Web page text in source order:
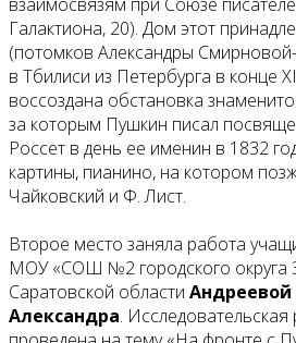
Галактиона, 20). Дом этот
(потомков Александры
в Тбилиси из Петербурга в конце
воссоздана обстановка
за которым Пушкин писал
Россет в день ее именин в 1832
картины, пианино, на котором
Чайковский и Ф. Лист.
Второе место заняла работа
МОУ «СОШ №2 городского округа
Саратовской области
Александра.